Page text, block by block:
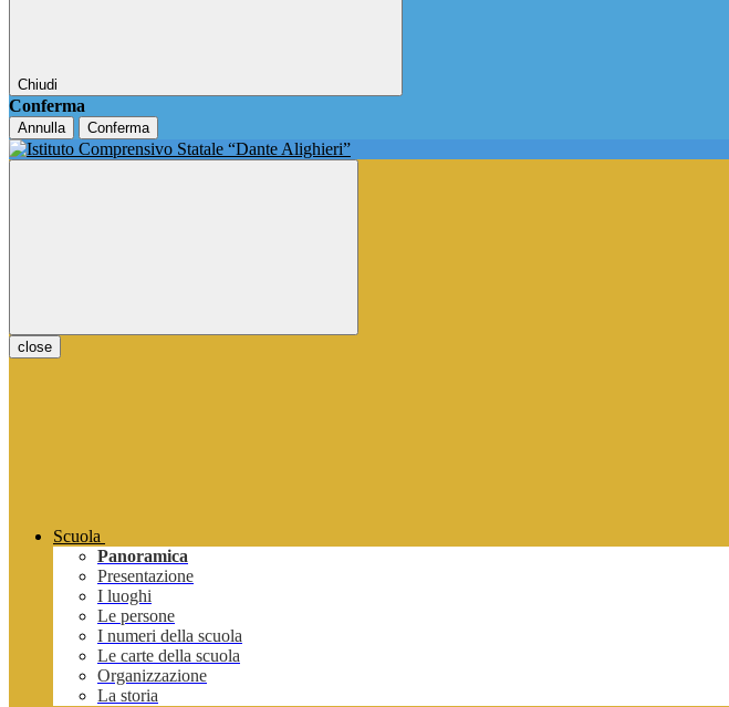
Chiudi
Conferma
Annulla Conferma
close
Scuola
Panoramica
Presentazione
I luoghi
Le persone
I numeri della scuola
Le carte della scuola
Organizzazione
La storia